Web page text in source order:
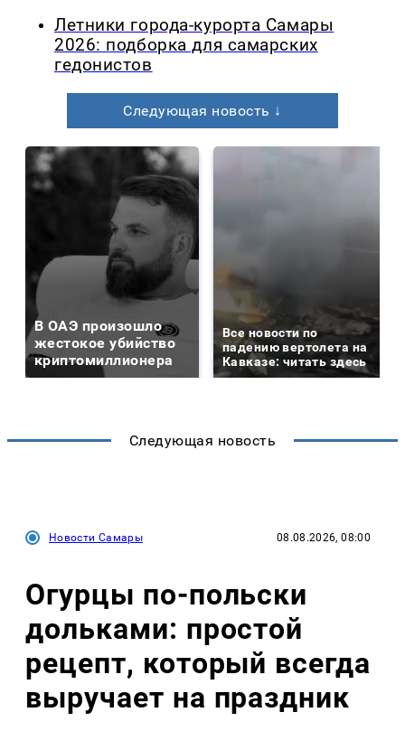
Летники города-курорта Самары
2026: подборка для самарских
гедонистов
Следующая новость ↓
В ОАЭ произошло
жестокое убийство
криптомиллионера
Все новости по
падению вертолета на
Кавказе: читать здесь
Следующая новость
Новости Самары 08.08.2026, 08:00
Огурцы по‑польски
дольками: простой
рецепт, который всегда
выручает на праздник